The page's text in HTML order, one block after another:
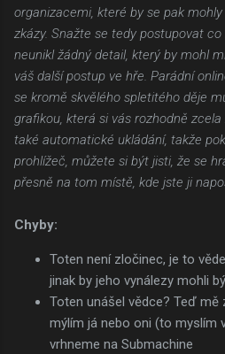
organizacemi, které by se pak
zkázy. Snažte se tedy postupovat
neunikl žádný detail, který by mohl
váš další postup ve hře. Parádní
se kromě skvělého spletitého děje
grafikou, která si vás rozhodně
také automatické ukládání, takže
prohlížeč, můžete si být jisti, že se
přesně na tom místě, kde jste ji
Chyby:
Toten není zločinec, je to
jinak by jeho vynálezy mohli
Toten unášel vědce? Teď
mýlím já nebo oni (to myslím
vrhneme na Submachine